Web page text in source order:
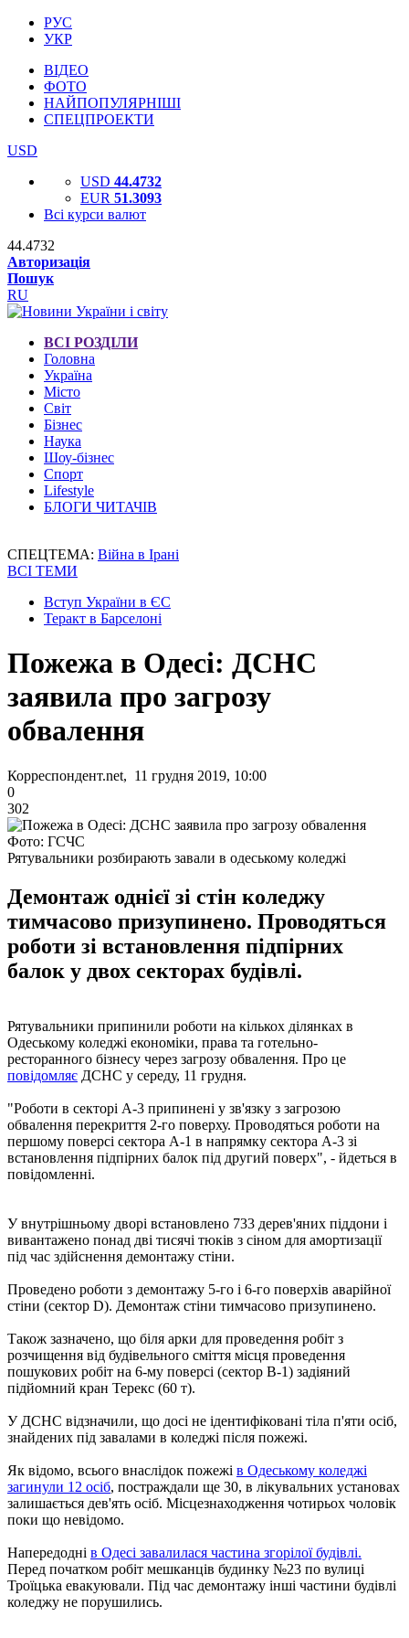
РУС
УКР
ВІДЕО
ФОТО
НАЙПОПУЛЯРНІШІ
СПЕЦПРОЕКТИ
USD
USD 44.4732
EUR 51.3093
Всі курси валют
44.4732
Авторизація
Пошук
RU
ВСІ РОЗДІЛИ
Головна
Україна
Місто
Світ
Бізнес
Наука
Шоу-бізнес
Спорт
Lifestyle
БЛОГИ ЧИТАЧІВ
СПЕЦТЕМА: Війна в Ірані
ВСІ ТЕМИ
Вступ України в ЄС
Теракт в Барселоні
Пожежа в Одесі: ДСНС
заявила про загрозу
обвалення
Корреспондент.net, 11 грудня 2019, 10:00
0
302
Фото: ГСЧС
Рятувальники розбирають завали в одеському коледжі
Демонтаж однієї зі стін коледжу
тимчасово призупинено. Проводяться
роботи зі встановлення підпірних
балок у двох секторах будівлі.
Рятувальники припинили роботи на кількох ділянках в
Одеському коледжі економіки, права та готельно-
ресторанного бізнесу через загрозу обвалення. Про це
повідомляє ДСНС у середу, 11 грудня.
"Роботи в секторі А-3 припинені у зв'язку з загрозою
обвалення перекриття 2-го поверху. Проводяться роботи на
першому поверсі сектора А-1 в напрямку сектора А-3 зі
встановлення підпірних балок під другий поверх", - йдеться в
повідомленні.
У внутрішньому дворі встановлено 733 дерев'яних піддони і
вивантажено понад дві тисячі тюків з сіном для амортизації
під час здійснення демонтажу стіни.
Проведено роботи з демонтажу 5-го і 6-го поверхів аварійної
стіни (сектор D). Демонтаж стіни тимчасово призупинено.
Також зазначено, що біля арки для проведення робіт з
розчищення від будівельного сміття місця проведення
пошукових робіт на 6-му поверсі (сектор В-1) задіяний
підйомний кран Терекс (60 т).
У ДСНС відзначили, що досі не ідентифіковані тіла п'яти осіб,
знайдених під завалами в коледжі після пожежі.
Як відомо, всього внаслідок пожежі в Одеському коледжі
загинули 12 осіб, постраждали ще 30, в лікувальних установах
залишається дев'ять осіб. Місцезнаходження чотирьох чоловік
поки що невідомо.
Напередодні в Одесі завалилася частина згорілої будівлі.
Перед початком робіт мешканців будинку №23 по вулиці
Троїцька евакуювали. Під час демонтажу інші частини будівлі
коледжу не порушились.